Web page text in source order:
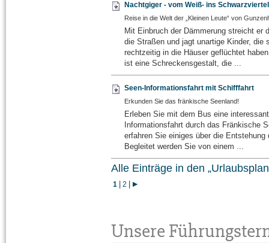
Nachtgiger - vom Weiß- ins Schwarzviertel
Reise in die Welt der „Kleinen Leute“ von
Mit Einbruch der Dämmerung streicht er
die Straßen und jagt unartige Kinder, die
rechtzeitig in die Häuser geflüchtet
ist eine Schreckensgestalt, die ...
Seen-Informationsfahrt mit Schifffahrt
Erkunden Sie das fränkische Seenland!
Erleben Sie mit dem Bus eine
Informationsfahrt durch das Fränkische
erfahren Sie einiges über die Entstehung
Begleitet werden Sie von einem ...
Alle Einträge in den
1 2
Unsere